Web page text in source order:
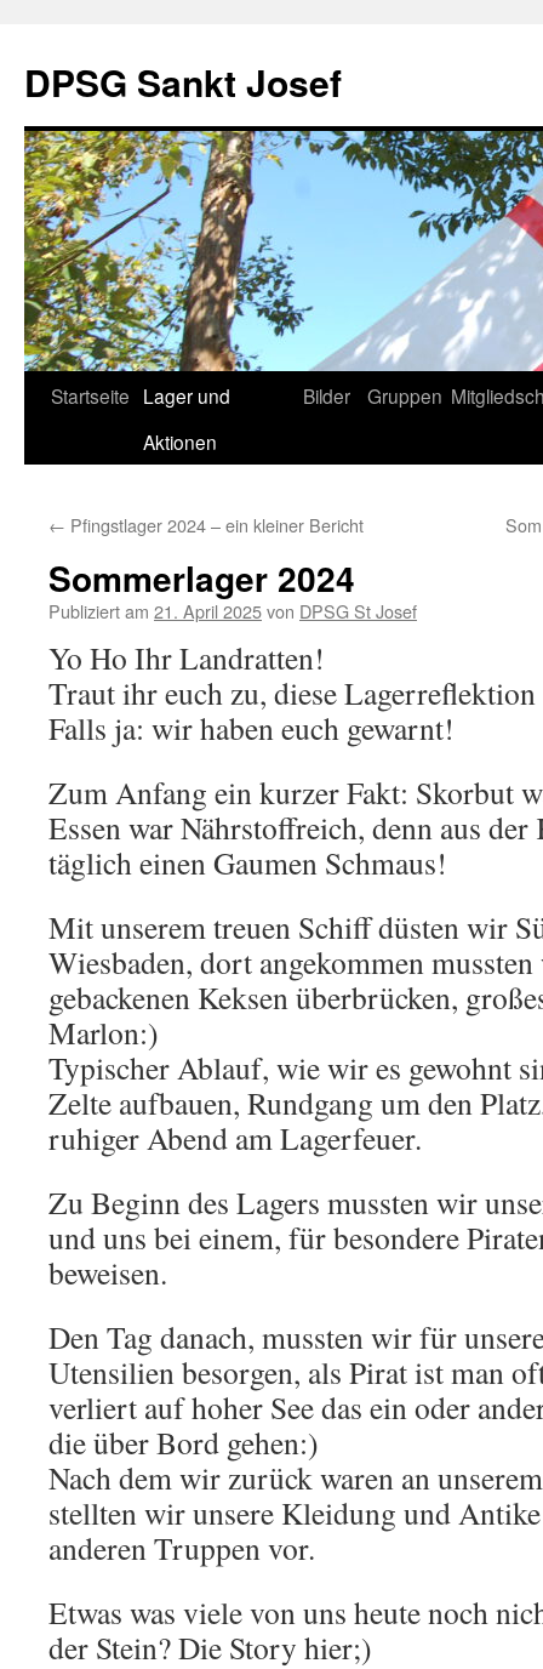
DPSG Sankt Josef
Zum
Startseite Lager und
Aktionen
Bilder Gruppen
← Pfingstlager 2024 – ein kleiner Bericht
Sommerlager 2024
Publiziert am 21. April 2025von DPSG St Josef
Yo Ho Ihr Landratten!
Traut ihr euch zu, diese Lagerreflektion
Falls ja: wir haben euch gewarnt!
Zum Anfang ein kurzer Fakt: Skorbut
Essen war Nährstoffreich, denn aus der
täglich einen Gaumen Schmaus!
Mit unserem treuen Schiff düsten wir
Wiesbaden, dort angekommen
gebackenen Keksen überbrücken,
Marlon:)
Typischer Ablauf, wie wir es gewohnt
Zelte aufbauen, Rundgang um den
ruhiger Abend am Lagerfeuer.
Zu Beginn des Lagers mussten wir
und uns bei einem, für besondere
beweisen.
Den Tag danach, mussten wir für
Utensilien besorgen, als Pirat ist man
verliert auf hoher See das ein oder
die über Bord gehen:)
Nach dem wir zurück waren an
stellten wir unsere Kleidung und Antike
anderen Truppen vor.
Etwas was viele von uns heute noch
der Stein? Die Story hier;)